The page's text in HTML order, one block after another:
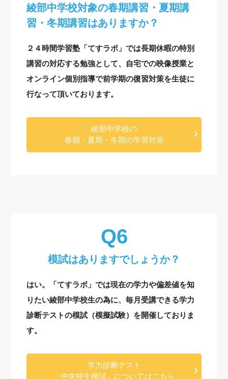
綾部中学校対象の春期講習・夏期講
習・冬期講習はありますか？
２４時間学習塾「てすラボ」では長期休暇の特別
講習の対応する勉強として、自宅での映像授業と
オンライン個別指導で前学期の復習対策を生徒に
行なって頂いております。
綾部中学校の
春期・夏期・冬期の学習対策
模試はありますでしょうか？
はい。「てすラボ」では現在の学力や偏差値を知
りたい綾部中学校生の為に、毎月受講できる学力
診断テストの模試（模擬試験）を開催しておりま
す。
学力診断テスト
「中学校生模試」についてはこちら